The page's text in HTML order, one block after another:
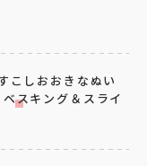
しおおきなぬい
スキング＆スライ